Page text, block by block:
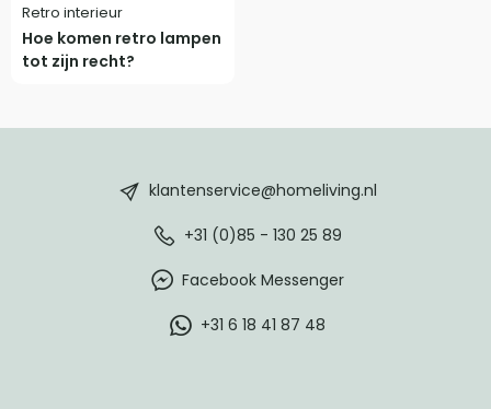
Retro interieur
Hoe komen retro lampen
tot zijn recht?
klantenservice@homeliving.nl
+31 (0)85 - 130 25 89
Facebook Messenger
+31 6 18 41 87 48